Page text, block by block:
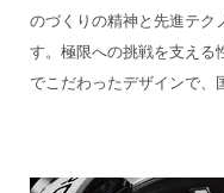
のづくりの精神と先進テク
す。極限への挑戦を支える
でこだわったデザインで、